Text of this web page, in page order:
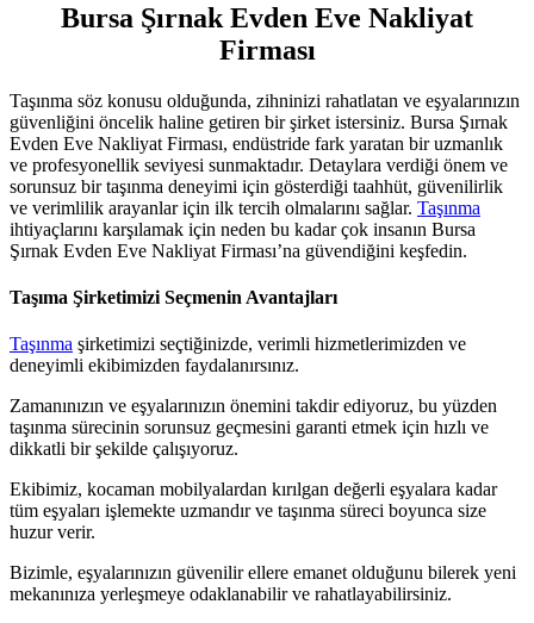
Bursa Şırnak Evden Eve Nakliyat
Firması
Taşınma söz konusu olduğunda, zihninizi rahatlatan ve eşyalarınızın
güvenliğini öncelik haline getiren bir şirket istersiniz. Bursa Şırnak
Evden Eve Nakliyat Firması, endüstride fark yaratan bir uzmanlık
ve profesyonellik seviyesi sunmaktadır. Detaylara verdiği önem ve
sorunsuz bir taşınma deneyimi için gösterdiği taahhüt, güvenilirlik
ve verimlilik arayanlar için ilk tercih olmalarını sağlar. Taşınma
ihtiyaçlarını karşılamak için neden bu kadar çok insanın Bursa
Şırnak Evden Eve Nakliyat Firması’na güvendiğini keşfedin.
Taşıma Şirketimizi Seçmenin Avantajları
Taşınma şirketimizi seçtiğinizde, verimli hizmetlerimizden ve
deneyimli ekibimizden faydalanırsınız.
Zamanınızın ve eşyalarınızın önemini takdir ediyoruz, bu yüzden
taşınma sürecinin sorunsuz geçmesini garanti etmek için hızlı ve
dikkatli bir şekilde çalışıyoruz.
Ekibimiz, kocaman mobilyalardan kırılgan değerli eşyalara kadar
tüm eşyaları işlemekte uzmandır ve taşınma süreci boyunca size
huzur verir.
Bizimle, eşyalarınızın güvenilir ellere emanet olduğunu bilerek yeni
mekanınıza yerleşmeye odaklanabilir ve rahatlayabilirsiniz.